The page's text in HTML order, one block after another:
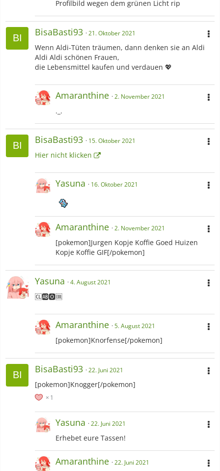
Profilbild wegen dem grünen Licht rip
BisaBasti93 21. Oktober 2021
Wenn Aldi-Tüten träumen, dann denken sie an Aldi
Aldi Aldi schönen Frauen,
die Lebensmittel kaufen und verdauen 💖
Amaranthine 2. November 2021
._.
BisaBasti93 15. Oktober 2021
Hier nicht klicken
Yasuna 16. Oktober 2021
Amaranthine 2. November 2021
[pokemon]Jurgen Kopje Koffie Goed Huizen
Kopje Koffie GIF[/pokemon]
Yasuna 4. August 2021
🆑🆎🅾️🆒
Amaranthine 5. August 2021
[pokemon]Knorfense[/pokemon]
BisaBasti93 22. Juni 2021
[pokemon]Knogger[/pokemon]
1
Yasuna 22. Juni 2021
Erhebet eure Tassen!
Amaranthine 22. Juni 2021